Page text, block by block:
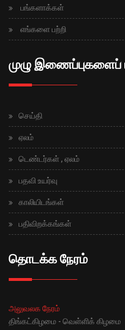
பங்களாக்கள்
எங்களை பற்றி
முழு இணைப்புகளைப்
செய்தி
ஏலம்
டெண்டர்கள் , ஏலம்
பதவி உயர்வு
காலியிடங்கள்
பதிவிறக்கங்கள்
தொடக்க நேரம்
அலுவலக நேரம்
திங்கட்கிழமை - வெள்ளிக் கிழமை